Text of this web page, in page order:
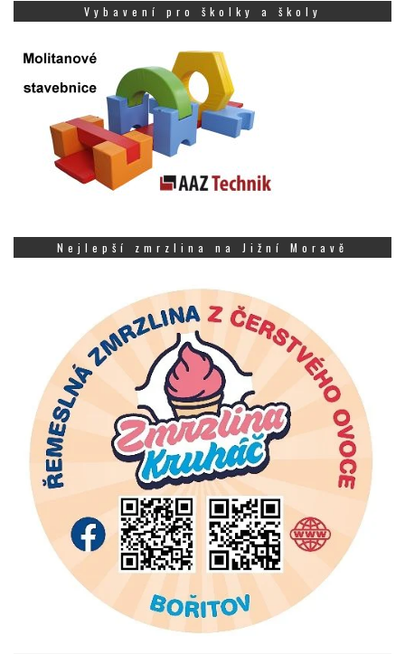
Vybavení pro školky a školy
Nejlepší zmrzlina na Jižní Moravě